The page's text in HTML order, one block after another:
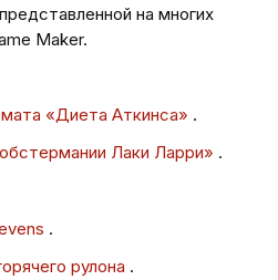
представленной на многих
Maker.
«Диета Аткинса» .
Лаки Ларри» .
.
рулона .